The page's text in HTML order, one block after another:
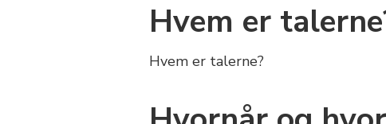
Hvem er
Hvem er talerne?